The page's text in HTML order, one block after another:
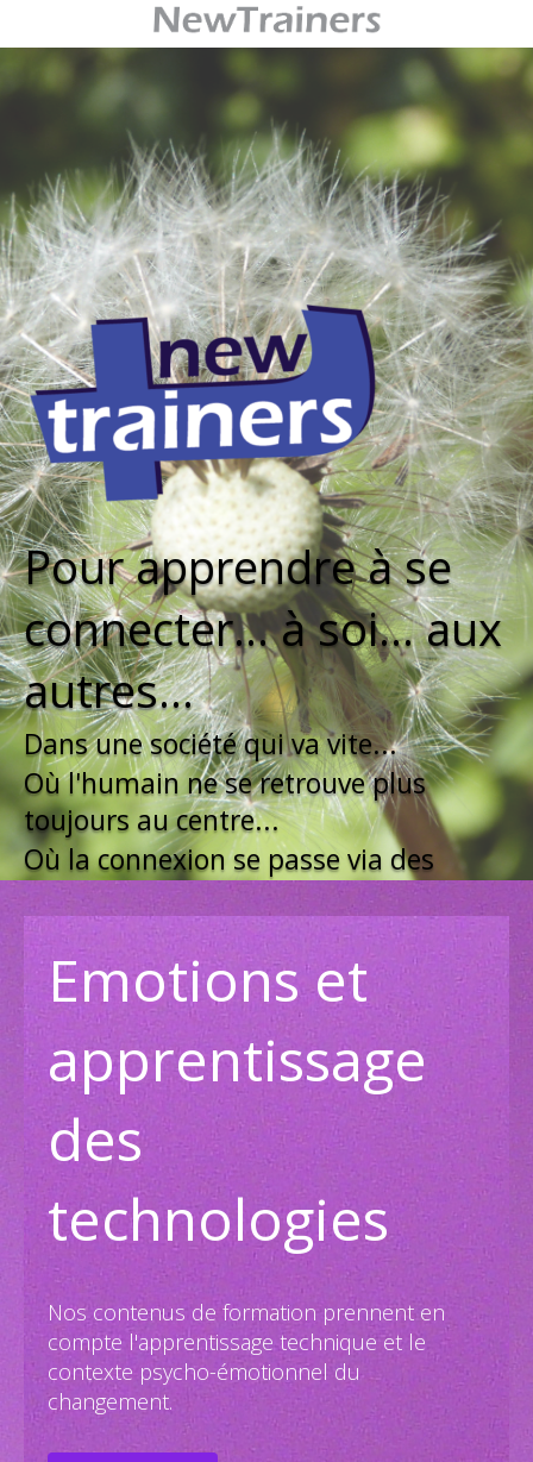
Pour apprendre à se
connecter... à soi... aux
autres...
Dans une société qui va vite...
Où l'humain ne se retrouve plus
toujours au centre...
Où la connexion se passe via des
outils technologiques...
Emotions et
apprentissage
des
technologies
Nos contenus de formation prennent en
compte l'apprentissage technique et le
contexte psycho-émotionnel du
changement.